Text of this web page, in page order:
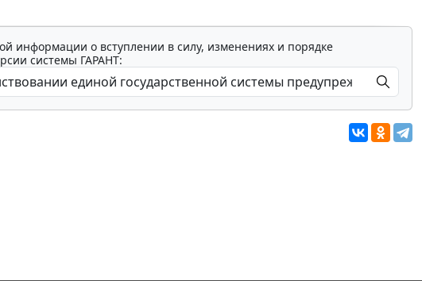
информации о вступлении в силу, изменениях и порядке
системы ГАРАНТ: